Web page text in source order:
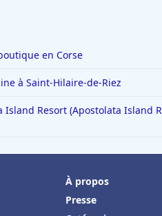
en Corse
à Saint-Hilaire-de-Riez
Island Resort (Apostolata Island
À propos
Presse